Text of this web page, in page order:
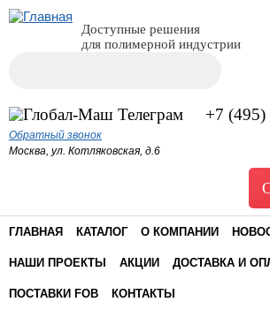
Доступные решения
для полимерной индустрии
+7 (495)
Обратный звонок
Москва, ул. Котляковская, д.6
ГЛАВНАЯ КАТАЛОГ О КОМПАНИИ
НАШИ ПРОЕКТЫ АКЦИИ ДОСТАВКА И
ПОСТАВКИ FOB КОНТАКТЫ